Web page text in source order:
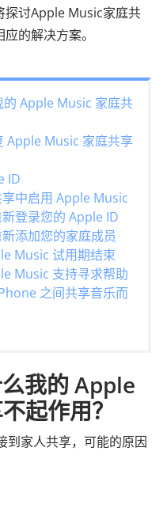
探讨Apple Music家庭共
的解决方案。
的 Apple Music 家庭共
Apple Music 家庭共享
ID
中启用 Apple Music
登录您的 Apple ID
添加您的家庭成员
Music 试用期结束
Music 支持寻求帮助
之间共享音乐而
我的 Apple
起作用？
到家人共享，可能的原因